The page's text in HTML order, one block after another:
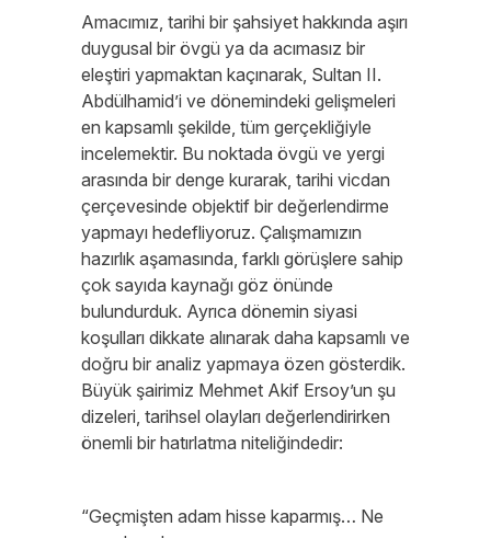
Amacımız, tarihi bir şahsiyet hakkında aşırı
duygusal bir övgü ya da acımasız bir
eleştiri yapmaktan kaçınarak, Sultan II.
Abdülhamid’i ve dönemindeki gelişmeleri
en kapsamlı şekilde, tüm gerçekliğiyle
incelemektir. Bu noktada övgü ve yergi
arasında bir denge kurarak, tarihi vicdan
çerçevesinde objektif bir değerlendirme
yapmayı hedefliyoruz. Çalışmamızın
hazırlık aşamasında, farklı görüşlere sahip
çok sayıda kaynağı göz önünde
bulundurduk. Ayrıca dönemin siyasi
koşulları dikkate alınarak daha kapsamlı ve
doğru bir analiz yapmaya özen gösterdik.
Büyük şairimiz Mehmet Akif Ersoy’un şu
dizeleri, tarihsel olayları değerlendirirken
önemli bir hatırlatma niteliğindedir:
“Geçmişten adam hisse kaparmış… Ne